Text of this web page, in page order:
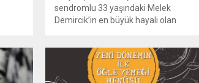
sendromlu 33 yaşındaki Melek
Demircik’in en büyük hayali olan
Kahramanmaraş Büyükşehir
Belediyesi, Başkan Fırat Görgel